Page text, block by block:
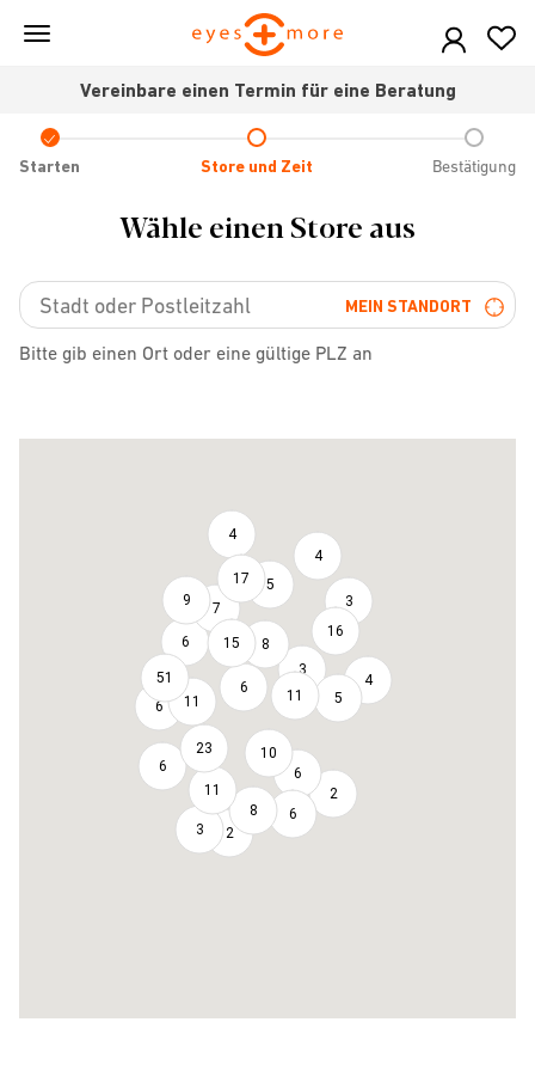
Skip
contentVereinbare einen Termin für eine Beratung
Check
icon
Starten Store und Zeit Bestätigung
Wähle einen Store aus
MEIN STANDORT
Bitte gib einen Ort oder eine gültige PLZ an
9
51
6
4
17
6
7
11
6
15
5
23
4
8
6
11
3
3
11
10
16
3
8
2
5
6
4
6
2